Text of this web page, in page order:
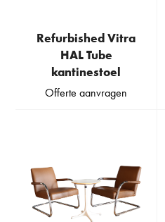
Refurbished Vitra
HAL Tube
kantinestoel
Offerte aanvragen